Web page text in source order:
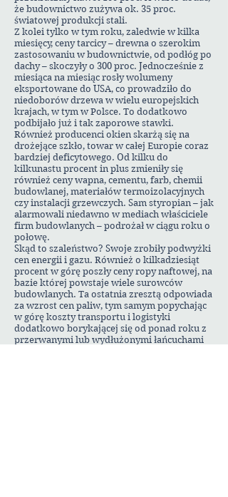
że budownictwo zużywa ok. 35 proc.
światowej produkcji stali.
Z kolei tylko w tym roku, zaledwie w kilka
miesięcy, ceny tarcicy – drewna o szerokim
zastosowaniu w budownictwie, od podłóg po
dachy – skoczyły o 300 proc. Jednocześnie z
miesiąca na miesiąc rosły wolumeny
eksportowane do USA, co prowadziło do
niedoborów drzewa w wielu europejskich
krajach, w tym w Polsce. To dodatkowo
podbijało już i tak zaporowe stawki.
Również producenci okien skarżą się na
drożejące szkło, towar w całej Europie coraz
bardziej deficytowego. Od kilku do
kilkunastu procent in plus zmieniły się
również ceny wapna, cementu, farb, chemii
budowlanej, materiałów termoizolacyjnych
czy instalacji grzewczych. Sam styropian – jak
alarmowali niedawno w mediach właściciele
firm budowlanych – podrożał w ciągu roku o
połowę.
Skąd to szaleństwo? Swoje zrobiły podwyżki
cen energii i gazu. Również o kilkadziesiąt
procent w górę poszły ceny ropy naftowej, na
bazie której powstaje wiele surowców
budowlanych. Ta ostatnia zresztą odpowiada
za wzrost cen paliw, tym samym popychając
w górę koszty transportu i logistyki
dodatkowo borykającej się od ponad roku z
przerwanymi lub wydłużonymi łańcuchami